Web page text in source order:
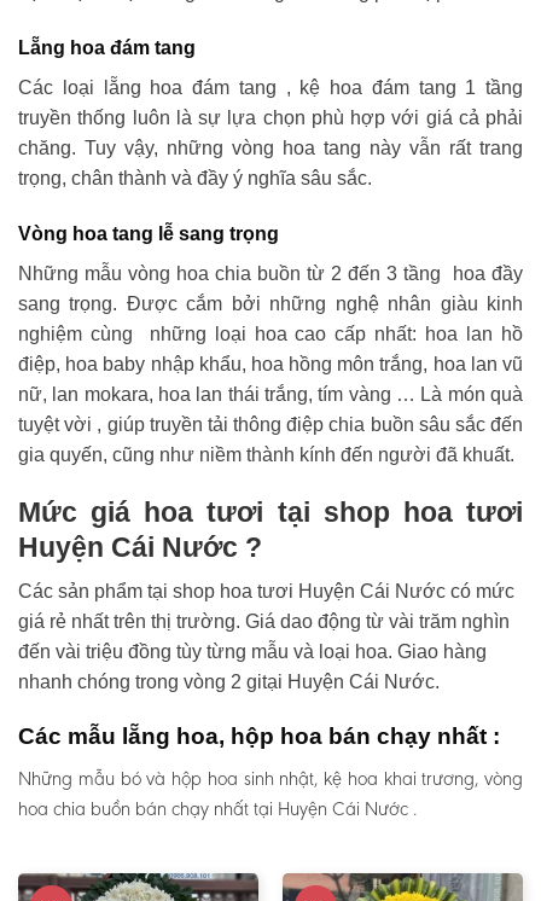
Lẵng hoa đám tang
Các loại lẵng hoa đám tang , kệ hoa đám tang 1 tầng
truyền thống luôn là sự lựa chọn phù hợp với giá cả phải
chăng. Tuy vậy, những vòng hoa tang này vẫn rất trang
trọng, chân thành và đầy ý nghĩa sâu sắc.
Vòng hoa tang lễ sang trọng
Những mẫu vòng hoa chia buồn từ 2 đến 3 tầng hoa đầy
sang trọng. Được cắm bởi những nghệ nhân giàu kinh
nghiệm cùng những loại hoa cao cấp nhất: hoa lan hồ
điệp, hoa baby nhập khẩu, hoa hồng môn trắng, hoa lan vũ
nữ, lan mokara, hoa lan thái trắng, tím vàng … Là món quà
tuyệt vời , giúp truyền tải thông điệp chia buồn sâu sắc đến
gia quyến, cũng như niềm thành kính đến người đã khuất.
Mức giá hoa tươi tại shop hoa tươi
Huyện Cái Nước ?
Các sản phẩm tại shop hoa tươi Huyện Cái Nước có mức
giá rẻ nhất trên thị trường. Giá dao động từ vài trăm nghìn
đến vài triệu đồng tùy từng mẫu và loại hoa. Giao hàng
nhanh chóng trong vòng 2 gitại Huyện Cái Nước.
Các mẫu lẵng hoa, hộp hoa bán chạy nhất :
Những mẫu bó và hộp hoa sinh nhật, kệ hoa khai trương, vòng
hoa chia buồn bán chạy nhất tại Huyện Cái Nước .